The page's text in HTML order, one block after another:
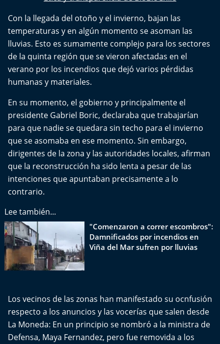
Más de 100 Días
Tu Mereces Ser Feliz
Efemérides
Cultura y Espectáculos
Del Fin del Mundo
Deportes
Conexión Digital
Psicología Abierta
Impacto Tecnológico
Expreso PM
Conecta Vida
Con la llegada del otoño y el invierno, bajan las
temperaturas y en algún momento se asoman las
lluvias. Esto es sumamente complejo para los sectores
de la quinta región que se vieron afectadas en el
verano por los incendios que dejó varios pérdidas
humanas y materiales.
En su momento, el gobierno y principalmente el
presidente Gabriel Boric, declaraba que trabajarían
para que nadie se quedara sin techo para el invierno
que se asomaba en ese momento. Sin embargo,
dirigentes de la zona y las autoridades locales, afirman
que la reconstrucción ha sido lenta a pesar de las
intenciones que apuntaban precisamente a lo
contrario.
Lee también...
"Comenzaron a correr escombros":
Damnificados por incendios en
Viña del Mar sufren por lluvias
Los vecinos de las zonas han manifestado su ocnfusión
respecto a los anuncios y las vocerías que salen desde
La Moneda: En un principio se nombró a la ministra de
Defensa, Maya Fernandez, pero fue removida a los